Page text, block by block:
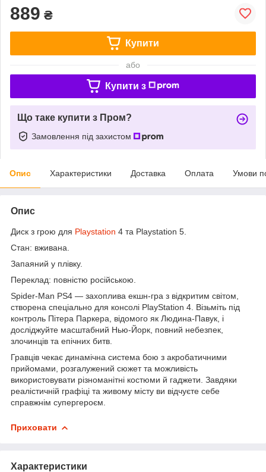
889 ₴
Купити
або
Купити з
Що таке купити з Пром?
Замовлення під захистом
Опис Характеристики Доставка Оплата Умови
Опис
Диск з грою для Playstation 4 та Playstation 5.
Стан: вживана.
Запаяний у плівку.
Переклад: повністю російською.
Spider-Man PS4 — захоплива екшн-гра з відкритим світом,
створена спеціально для консолі PlayStation 4. Візьміть під
контроль Пітера Паркера, відомого як Людина-Павук, і
досліджуйте масштабний Нью-Йорк, повний небезпек,
злочинців та епічних битв.
Гравців чекає динамічна система бою з акробатичними
прийомами, розгалужений сюжет та можливість
використовувати різноманітні костюми й гаджети. Завдяки
реалістичній графіці та живому місту ви відчуєте себе
справжнім супергероєм.
Приховати
Характеристики